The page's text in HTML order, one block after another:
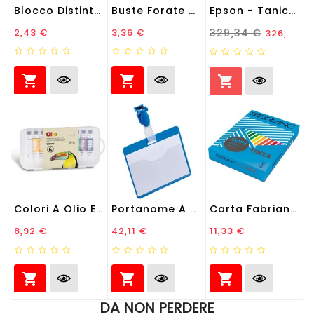
Blocco Distinta Acquisto...
Prezzo
2,43 €

Buste Forate Atla Card -...
Prezzo
3,36 €

Epson - Tanica - Ciano -...
Prezzo Standard
329,34 € Prezzo
326,05 €

Colori A Olio E Acrilici -...
Prezzo
8,92 €

Portanome A Tasca Aperta -...
Prezzo
42,11 €

Carta Fabriano Colore - A3...
Prezzo
11,33 €

DA NON PERDERE